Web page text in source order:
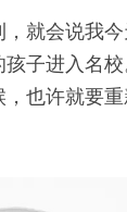
就会说我
子进入名
也许就要